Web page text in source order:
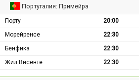
Португалия: Примейра
Порту 20:00
Морейренсе
22:30
Бенфика
22:30
Жил Висенте
22:30